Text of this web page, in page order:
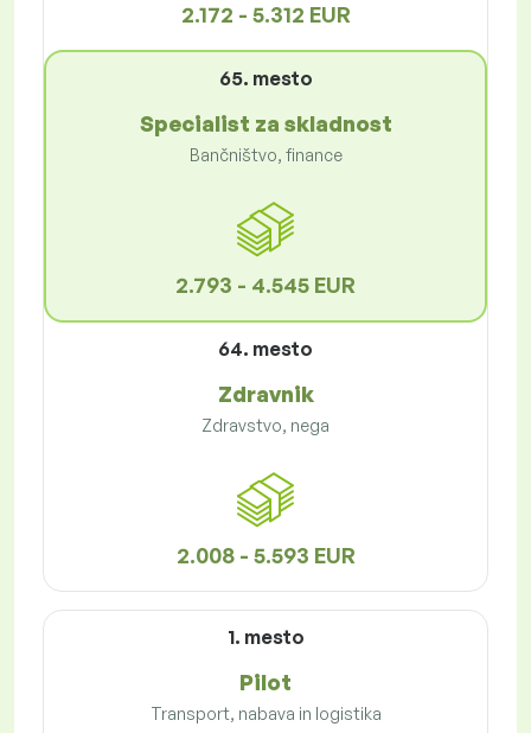
2.172 - 5.312 EUR
65. mesto
Specialist za skladnost
Bančništvo, finance
2.793 - 4.545 EUR
64. mesto
Zdravnik
Zdravstvo, nega
2.008 - 5.593 EUR
1. mesto
Pilot
Transport, nabava in logistika